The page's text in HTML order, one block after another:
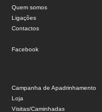
Quem somos
Ligações
Contactos
Facebook
Campanha de Apadrinhamento
Loja
Visitas/Caminhadas